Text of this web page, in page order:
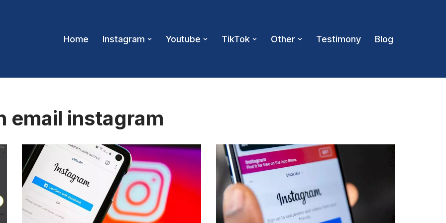
Home Instagram Youtube TikTok Other Testimony Blog
email instagram